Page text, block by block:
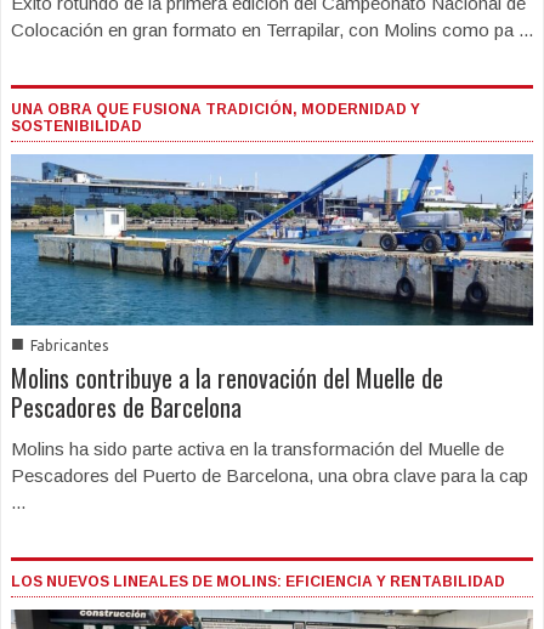
Colocación en gran formato en Terrapilar, con Molins como pa ...
UNA OBRA QUE FUSIONA TRADICIÓN, MODERNIDAD Y
SOSTENIBILIDAD
■ Fabricantes
Molins contribuye a la renovación del Muelle de
Pescadores de Barcelona
Molins ha sido parte activa en la transformación del Muelle de
Pescadores del Puerto de Barcelona, una obra clave para la cap
...
LOS NUEVOS LINEALES DE MOLINS: EFICIENCIA Y RENTABILIDAD